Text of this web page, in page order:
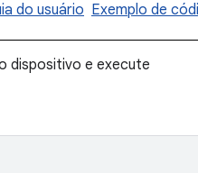
do usuário Exemplo de
dispositivo e execute